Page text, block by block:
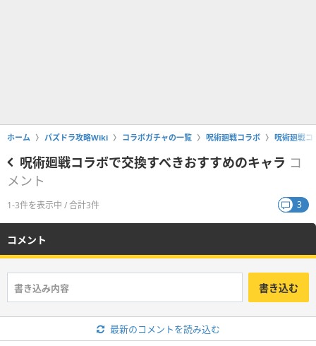
ホーム パズドラ攻略Wiki コラボガチャの一覧 呪術廻戦コラボ 呪術廻戦コ
呪術廻戦コラボで交換すべきおすすめのキャラ コ
メント
1-3件を表示中 / 合計3件 3
コメント
書き込む
最新のコメントを読み込む